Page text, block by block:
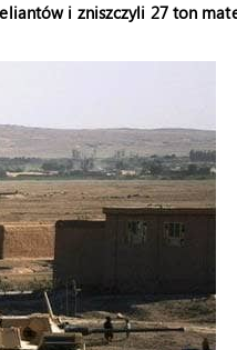
i zniszczyli 27 ton